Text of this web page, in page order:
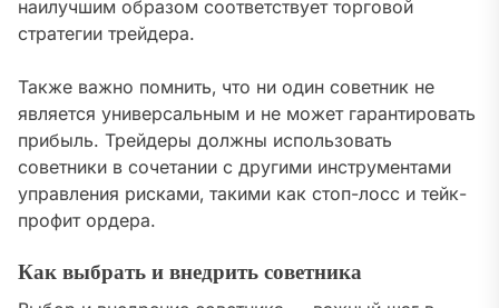
наилучшим образом соответствует торговой
стратегии трейдера.
Также важно помнить‚ что ни один советник не
является универсальным и не может гарантировать
прибыль. Трейдеры должны использовать
советники в сочетании с другими инструментами
управления рисками‚ такими как стоп-лосс и тейк-
профит ордера.
Как выбрать и внедрить советника